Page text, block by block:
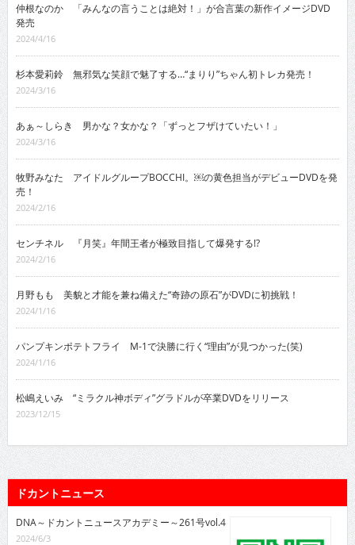
仲根なのか 「みんなの言うことは絶対！」が合言葉の新作イメージDVD
発売
2024/4/16
杉本愛莉鈴 無邪気な笑顔で魅了する…“まりり”ちゃん初トレカ発売！
2024/3/16
あぁ～しらき 男かな？女かな？「ずっとフザけていたい！」
2024/3/16
牧野みなた アイドルグループBOCCHI。￼の黄色担当がデビューDVDを発
売！
2024/2/16
センチネル 『月笑』年間王者が極致目指して爆発する!?
2024/2/16
月野もも 美貌と才能を兼ね備えた“奇跡の原石”がDVDに初挑戦！
2024/1/16
パンプキンポテトフライ M-1で決勝に行く“理由”が見つかった(笑)
2024/1/16
松嶋えいみ “ミラクル神ボディ”グラドルが卒業DVDをリリース
2023/12/15
ドカントニュース
DNA～ドカントニュースアカデミー～261号vol.4
2024/6/3